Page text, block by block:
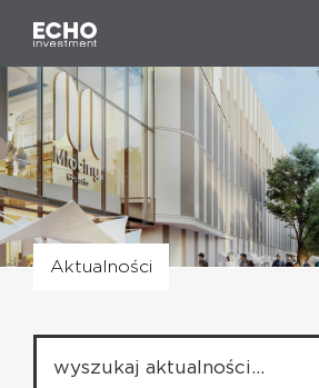
Aktualności